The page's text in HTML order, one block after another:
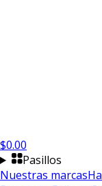
$0.00
Pasillos
Nuestras marcas